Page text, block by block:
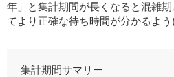
年」と集計期間が長くなると混雑
てより正確な待ち時間が分かるよう
集計期間サマリー